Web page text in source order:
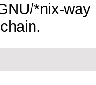
*nix-